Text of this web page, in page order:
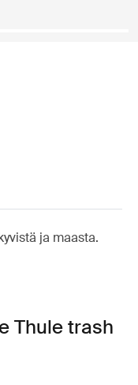
ja maasta.
Thule trash